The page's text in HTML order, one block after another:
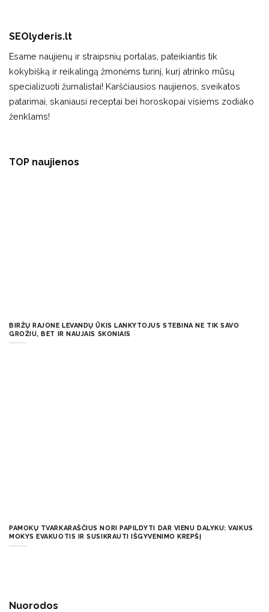
SEOlyderis.lt
Esame naujienų ir straipsnių portalas, pateikiantis tik
kokybišką ir reikalingą žmonėms turinį, kurį atrinko mūsų
specializuoti žurnalistai! Karščiausios naujienos, sveikatos
patarimai, skaniausi receptai bei horoskopai visiems zodiako
ženklams!
Nuorodos
TOP naujienos
BIRŽŲ RAJONE LEVANDŲ ŪKIS LANKYTOJUS STEBINA NE TIK SAVO
GROŽIU, BET IR NAUJAIS SKONIAIS
PAMOKŲ TVARKARAŠČIUS NORI PAPILDYTI DAR VIENU DALYKU: VAIKUS
MOKYS EVAKUOTIS IR SUSIKRAUTI IŠGYVENIMO KREPŠĮ